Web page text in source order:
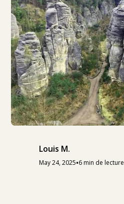
Louis M.
May 24, 2025•6 min de lecture